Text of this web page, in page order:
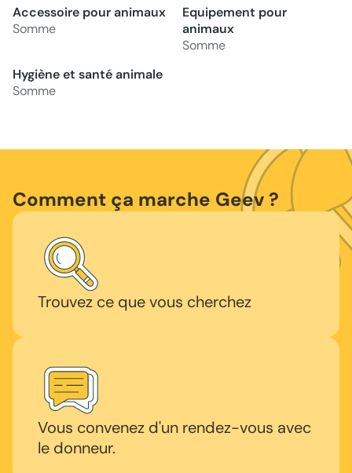
Accessoire pour animaux
Somme
Equipement pour
animaux
Somme
Hygiène et santé animale
Somme
Comment ça marche Geev ?
Trouvez ce que vous cherchez
Vous convenez d'un rendez-vous avec
le donneur.